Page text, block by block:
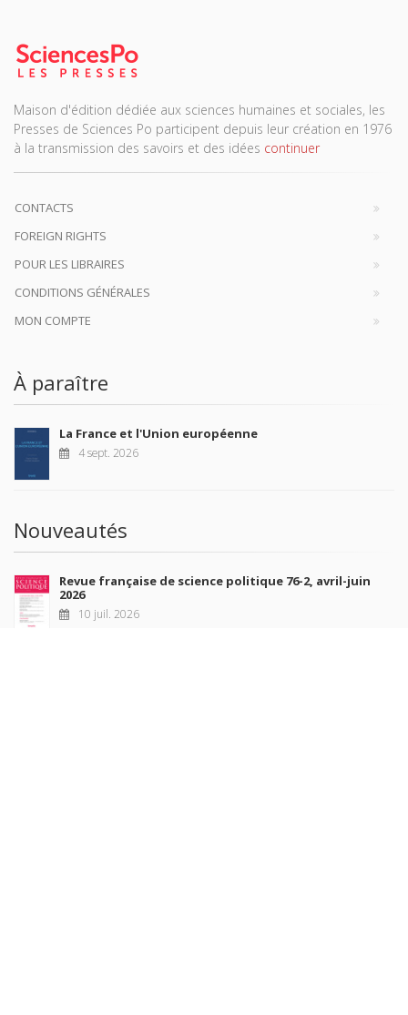
Maison d'édition dédiée aux sciences humaines et sociales, les
Presses de Sciences Po participent depuis leur création en 1976
à la transmission des savoirs et des idées continuer
CONTACTS
FOREIGN RIGHTS
POUR LES LIBRAIRES
CONDITIONS GÉNÉRALES
MON COMPTE
À paraître
La France et l'Union européenne
4 sept. 2026
Nouveautés
Revue française de science politique 76-2, avril-juin
2026
10 juil. 2026